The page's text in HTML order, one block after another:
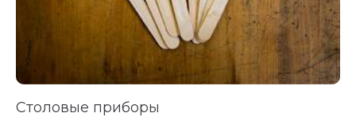
Столовые приборы